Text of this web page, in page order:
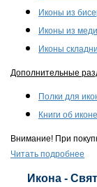
Иконы из
Иконы из меди
Иконы складни
Дополнительные
Полки для
Книги об
Внимание! При
Читать подробнее
Икона -